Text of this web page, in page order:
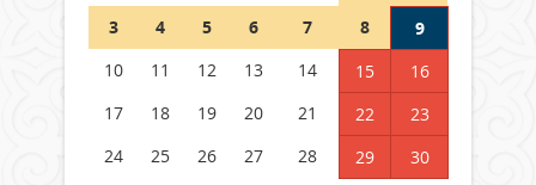
Шетелде жүрген Қазақстан
азаматтары қалай дауыс бере
3
4 5 6 7 8
9
10
11 12 13 14 15
16
17
18 19 20 21 22
23
24
25 26 27 28 29
30